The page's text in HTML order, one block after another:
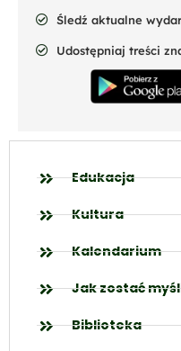
Śledź aktualne
Udostępniaj treści
Edukacja
Kultura
Kalendarium
Jak zostać
Biblioteka